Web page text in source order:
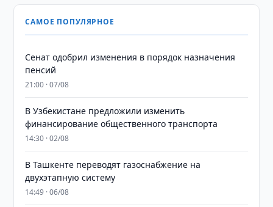
САМОЕ ПОПУЛЯРНОЕ
Сенат одобрил изменения в порядок назначения
пенсий
21:00 · 07/08
В Узбекистане предложили изменить
финансирование общественного транспорта
14:30 · 02/08
В Ташкенте переводят газоснабжение на
двухэтапную систему
14:49 · 06/08